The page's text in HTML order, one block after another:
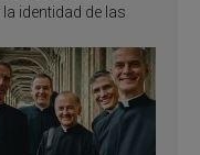
identidad de las